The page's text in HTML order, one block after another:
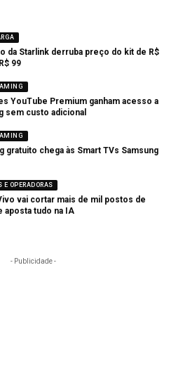
da Starlink derruba preço do kit de R$
99
YouTube Premium ganham acesso a
sem custo adicional
gratuito chega às Smart TVs Samsung
E OPERADORAS
vai cortar mais de mil postos de
aposta tudo na IA
- Publicidade -